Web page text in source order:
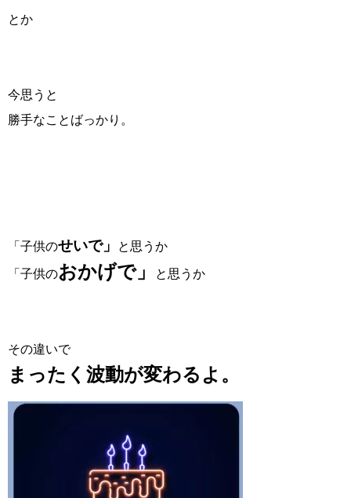
とか
今思うと
勝手なことばっかり。
「子供のせいで」 と思うか
「子供のおかげで」 と思うか
その違いで
まったく波動が変わるよ。